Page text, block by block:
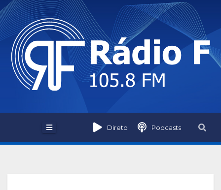
Skip
to
content
Direto Podcasts